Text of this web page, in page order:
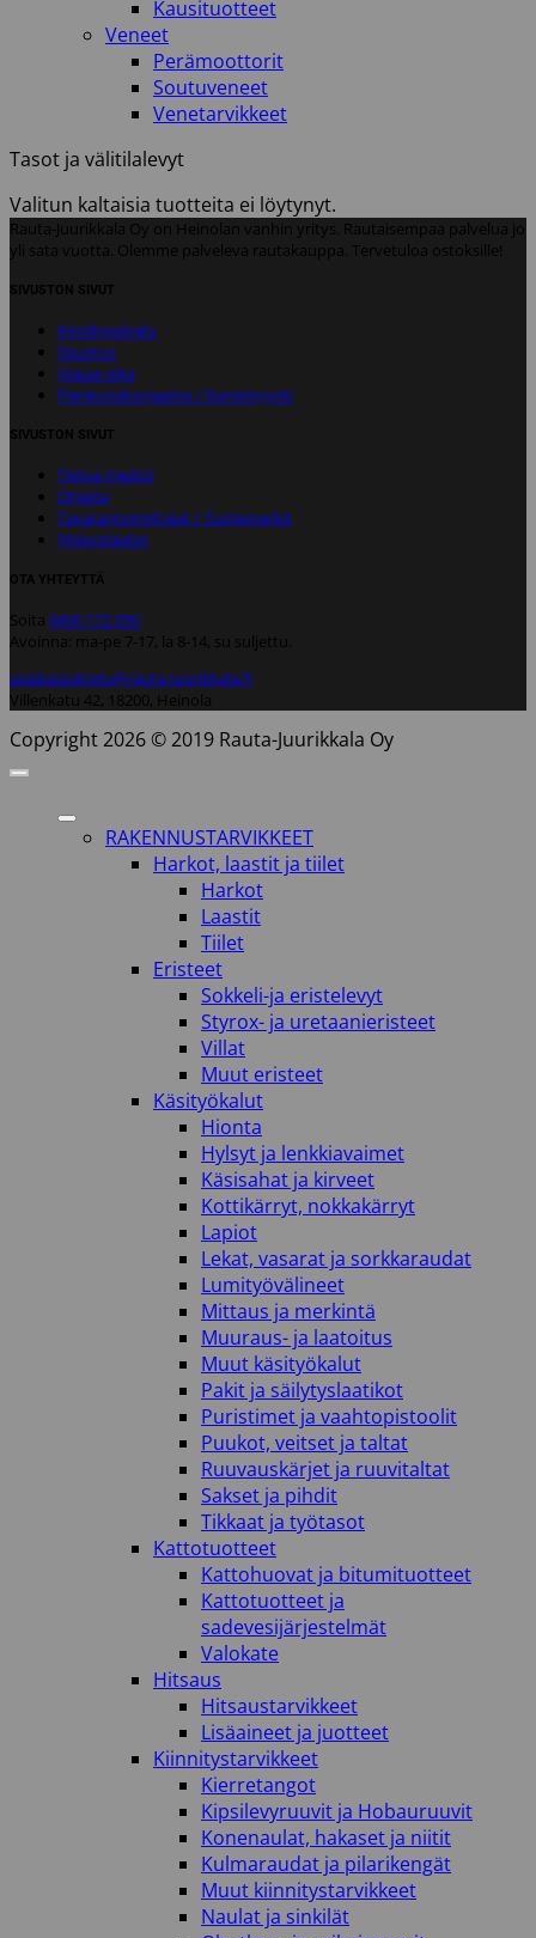
Kausituotteet
Veneet
Perämoottorit
Soutuveneet
Venetarvikkeet
Tasot ja välitilalevyt
Valitun kaltaisia tuotteita ei löytynyt.
Rauta-Juurikkala Oy on Heinolan vanhin yritys. Rautaisempaa palvelua jo
yli sata vuotta. Olemme palveleva rautakauppa. Tervetuloa ostoksille!
SIVUSTON SIVUT
Keräilypalvelu
Sisustus
Vapaa-aika
Pienkonekorjaamo / Konemyynti
SIVUSTON SIVUT
Tietoa meistä
Ohjeita
Tavarantoimittajat / Tuotemerkit
Yhteystiedot
OTA YHTEYTTÄ
Soita 0400 172 050
Avoinna: ma-pe 7-17, la 8-14, su suljettu.
asiakaspalvelu@rauta-juurikkala.fi
Villenkatu 42, 18200, Heinola
Copyright 2026 © 2019 Rauta-Juurikkala Oy
RAKENNUSTARVIKKEET
Harkot, laastit ja tiilet
Harkot
Laastit
Tiilet
Eristeet
Sokkeli-ja eristelevyt
Styrox- ja uretaanieristeet
Villat
Muut eristeet
Käsityökalut
Hionta
Hylsyt ja lenkkiavaimet
Käsisahat ja kirveet
Kottikärryt, nokkakärryt
Lapiot
Lekat, vasarat ja sorkkaraudat
Lumityövälineet
Mittaus ja merkintä
Muuraus- ja laatoitus
Muut käsityökalut
Pakit ja säilytyslaatikot
Puristimet ja vaahtopistoolit
Puukot, veitset ja taltat
Ruuvauskärjet ja ruuvitaltat
Sakset ja pihdit
Tikkaat ja työtasot
Kattotuotteet
Kattohuovat ja bitumituotteet
Kattotuotteet ja
sadevesijärjestelmät
Valokate
Hitsaus
Hitsaustarvikkeet
Lisäaineet ja juotteet
Kiinnitystarvikkeet
Kierretangot
Kipsilevyruuvit ja Hobauruuvit
Konenaulat, hakaset ja niitit
Kulmaraudat ja pilarikengät
Muut kiinnitystarvikkeet
Naulat ja sinkilät